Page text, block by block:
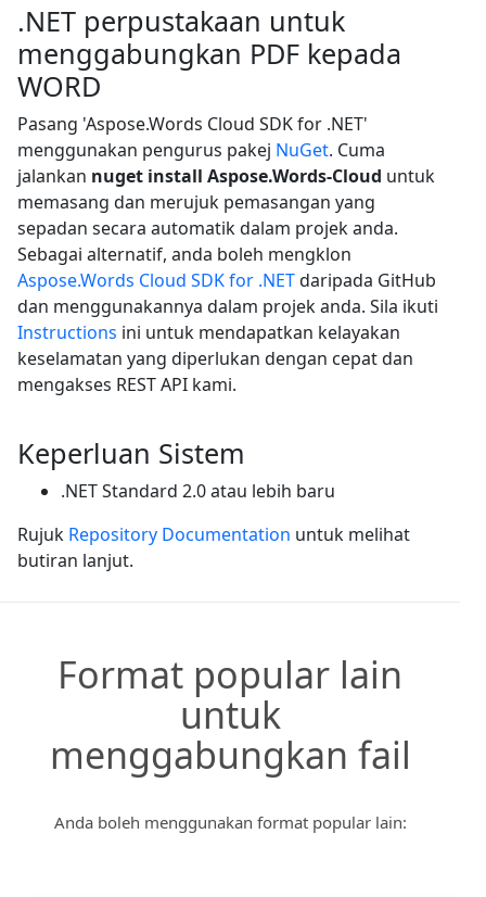
.NET perpustakaan untuk
menggabungkan PDF kepada
WORD
Pasang 'Aspose.Words Cloud SDK for .NET'
menggunakan pengurus pakej NuGet. Cuma
jalankan nuget install Aspose.Words-Cloud untuk
memasang dan merujuk pemasangan yang
sepadan secara automatik dalam projek anda.
Sebagai alternatif, anda boleh mengklon
Aspose.Words Cloud SDK for .NETdaripada GitHub
dan menggunakannya dalam projek anda. Sila ikuti
Instructions ini untuk mendapatkan kelayakan
keselamatan yang diperlukan dengan cepat dan
mengakses REST API kami.
Keperluan Sistem
.NET Standard 2.0 atau lebih baru
Rujuk Repository Documentation untuk melihat
butiran lanjut.
Format popular lain
untuk
menggabungkan fail
Anda boleh menggunakan format popular lain: